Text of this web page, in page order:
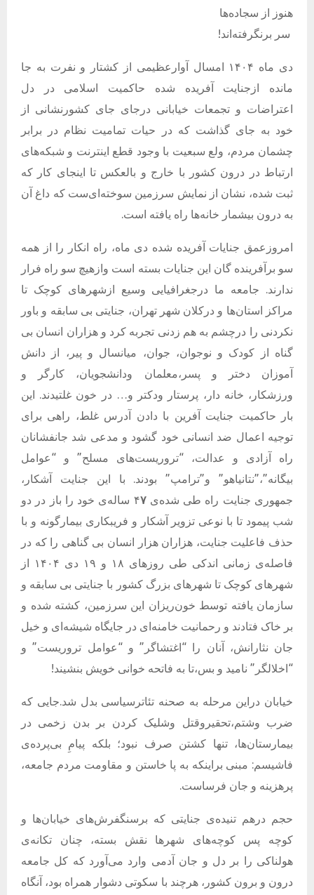
هنوز از سجاده‌ها
سر برنگرفته‌اند!
دی ماه
۱۴۰۴ امسال آوارعظیمی از کشتار و نفرت به جا
مانده ازجنایت آفریده شده حاکمیت اسلامی در دل
اعتراضات و تجمعات خیابانی درجای جای کشورنشانی از
خود به جای گذاشت که در حیات تمامیت نظام در برابر
چشمان مردم، ولع سبعیت با وجود قطع اینترنت و شبکه‌های
ارتباط در درون کشور با خارج و بالعکس تا اینجای کار که
ثبت شده، نشان از نمایش سرزمین سوخته‌ای‌ست که داغ آن
به درون بیشمار خانه‌ها راه یافته است.
امروزعمق جنایات آفریده شده دی ماه، راه انکار را از همه
سو برآفرینده گان این جنایات بسته است وازهیچ سو راه فرار
ندارند. جامعه ما درجغرافیایی وسیع ازشهرهای کوچک تا
مراکز استان‌ها و درکلان شهر تهران، جنایتی بی سابقه و باور
نکردنی را درچشم به هم زدنی تجربه کرد و هزاران انسان بی
گناه از کودک و نوجوان، جوان، میانسال و پیر، از دانش
آموزان دختر و پسر،معلمان ودانشجویان، کارگر و
ورزشکار، خانه دار، پرستار ودکتر و… در خون غلتیدند. این
بار حاکمیت جنایت آفرین با دادن آدرس غلط، راهی برای
توجیه اعمال ضد انسانی خود گشود و مدعی شد جانفشانان
راه آزادی و عدالت، “تروریست‌های مسلح” و “عوامل
بیگانه”،”نتانیاهو” و”ترامپ” بودند. با این جنایت آشکار،
جمهوری جنایت راه طی شده‌ی ۴۷
ساله‌ی خود را باز در دو
شب پیمود تا با نوعی تزویر آشکار و فریبکاری بیمارگونه و با
حذف فاعلیت جنایت، هزاران هزار انسان بی گناهی را که در
فاصله‌ی زمانی اندکی طی روزهای ۱۸ و ۱۹ دی
۱۴۰۴ از
شهرهای کوچک تا شهرهای بزرگ کشور با جنایتی بی سابقه و
سازمان یافته توسط خون‌ریزان این سرزمین، کشته شده و
بر خاک فتادند و رحمانیت خامنه‌ای در جایگاه شیشه‌ای و خیل
جان نثارانش، آنان را “اغتشاگر” و “عوامل تروریست” و
“اخلالگر” نامید و بس،تا به فاتحه خوانی خویش بنشیند!
خیابان دراین مرحله به صحنه تئاترسیاسی بدل شد.جایی که
ضرب وشتم،تحقیروقتل وشلیک کردن بر بدن زخمی در
بیمارستان‌ها، تنها کشتن صرف نبود؛ بلکه پیامِ بی‌پرده‌ی
فاشیسم: مبنی براینکه به پا خاستن و مقاومت مردم جامعه،
پرهزینه و جان فرساست.
حجم درهم تنیده‌ی جنایتی که برسنگفرش‌های خیابان‌ها و
کوچه پس کوچه‌های شهرها نقش بسته، چنان تکانه‌ی
هولناکی را بر دل و جان آدمی وارد می‌آورد که کل جامعه
درون و برون کشور، هرچند با سکوتی دشوار همراه بود، آنگاه